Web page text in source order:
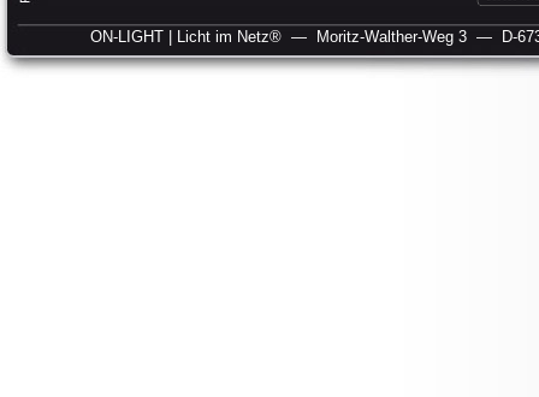
ON-LIGHT | Licht im Netz® — Moritz-Walther-Weg 3 — D-